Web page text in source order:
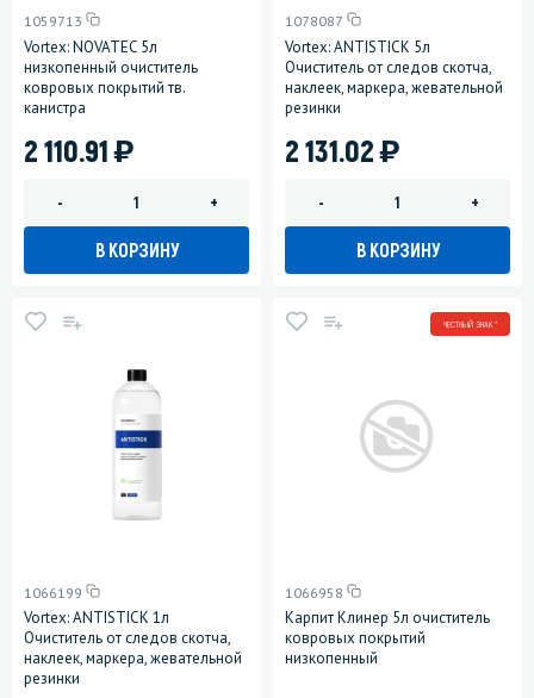
1059713
Vortex: NOVATEC 5л
низкопенный очиститель
ковровых покрытий тв.
канистра
2 110.91)
- +
В КОРЗИНУ
1078087
Vortex: ANTISTICK 5л
Очиститель от следов скотча,
наклеек, маркера, жевательной
резинки
2 131.02)
- +
В КОРЗИНУ
1066199
Vortex: ANTISTICK 1л
Очиститель от следов скотча,
наклеек, маркера, жевательной
резинки
ЧЕСТНЫЙ ЗНАК *
1066958
Карпит Клинер 5л очиститель
ковровых покрытий
низкопенный